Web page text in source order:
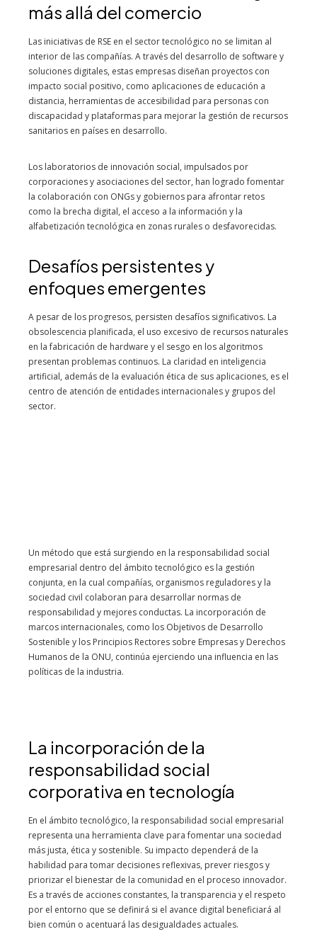
más allá del comercio
Las iniciativas de RSE en el sector tecnológico no se limitan al
interior de las compañías. A través del desarrollo de software y
soluciones digitales, estas empresas diseñan proyectos con
impacto social positivo, como aplicaciones de educación a
distancia, herramientas de accesibilidad para personas con
discapacidad y plataformas para mejorar la gestión de recursos
sanitarios en países en desarrollo.
Los laboratorios de innovación social, impulsados por
corporaciones y asociaciones del sector, han logrado fomentar
la colaboración con ONGs y gobiernos para afrontar retos
como la brecha digital, el acceso a la información y la
alfabetización tecnológica en zonas rurales o desfavorecidas.
Desafíos persistentes y
enfoques emergentes
A pesar de los progresos, persisten desafíos significativos. La
obsolescencia planificada, el uso excesivo de recursos naturales
en la fabricación de hardware y el sesgo en los algoritmos
presentan problemas continuos. La claridad en inteligencia
artificial, además de la evaluación ética de sus aplicaciones, es el
centro de atención de entidades internacionales y grupos del
sector.
Un método que está surgiendo en la responsabilidad social
empresarial dentro del ámbito tecnológico es la gestión
conjunta, en la cual compañías, organismos reguladores y la
sociedad civil colaboran para desarrollar normas de
responsabilidad y mejores conductas. La incorporación de
marcos internacionales, como los Objetivos de Desarrollo
Sostenible y los Principios Rectores sobre Empresas y Derechos
Humanos de la ONU, continúa ejerciendo una influencia en las
políticas de la industria.
La incorporación de la
responsabilidad social
corporativa en tecnología
En el ámbito tecnológico, la responsabilidad social empresarial
representa una herramienta clave para fomentar una sociedad
más justa, ética y sostenible. Su impacto dependerá de la
habilidad para tomar decisiones reflexivas, prever riesgos y
priorizar el bienestar de la comunidad en el proceso innovador.
Es a través de acciones constantes, la transparencia y el respeto
por el entorno que se definirá si el avance digital beneficiará al
bien común o acentuará las desigualdades actuales.